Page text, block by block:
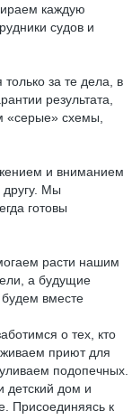
каждую
судов и
за те дела, в
результата,
«серые» схемы,
и вниманием
другу. Мы
готовы
расти нашим
а будущие
вместе
о тех, кто
приют для
подопечных.
детский дом и
Присоединяясь к